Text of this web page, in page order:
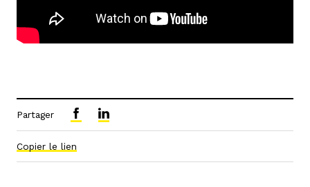
Partager
Copier le lien